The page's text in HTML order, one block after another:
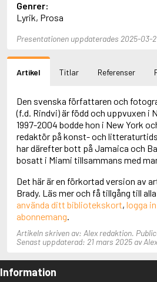
Aciman, André
Ackebo, Lena
Acker, Kathy
Adam de la Halle
Adamov, Arthur
Adams, Jane
Adams, Richard
Adbåge, Emma
Adbåge, Lisen
Adelborg, Ottilia
Adichie, Chimamanda Ngozi
Adiga, Aravind
Adler-Olsen, Jussi
Adlerbeth, Gudmund Jöran
Adnan, Etel
Adolfsson, Eva
Adolfsson, Evert
Adolfsson, Gunnar
Adolfsson, Josefine
Adolfsson, Maria
Genrer:
Lyrik, Prosa
Presentationen uppdaterades 2025-03-
Artikel Titlar Referenser
Den svenska författaren och
(f.d. Rindvi) är född och uppvuxen i
1997-2004 bodde hon i New York
redaktör på konst- och
har därefter bott på Jamaica och
bosatt i Miami tillsammans med
Det här är en förkortad version av
Brady. Läs mer och få tillgång till
använda ditt bibliotekskort, logga in
abonnemang.
Artikeln skriven av: Alex redaktion.
Senast uppdaterad: 21 mars 2025 av
Information